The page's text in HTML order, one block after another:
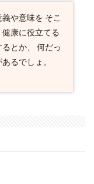
や意味を そこ
康に役立てる
とか、 何だっ
るでしょ。